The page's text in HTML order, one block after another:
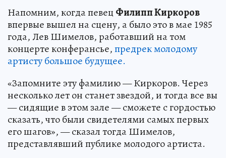
Напомним, когда певец Филипп Киркоров
впервые вышел на сцену, а было это в мае 1985
года, Лев Шимелов, работавший на том
концерте конферансье,предрек молодому
артисту большое будущее.
«Запомните эту фамилию — Киркоров. Через
несколько лет он станет звездой, и тогда все вы
— сидящие в этом зале — сможете с гордостью
сказать, что были свидетелями самых первых
его шагов», — сказал тогда Шимелов,
представлявший публике молодого артиста.